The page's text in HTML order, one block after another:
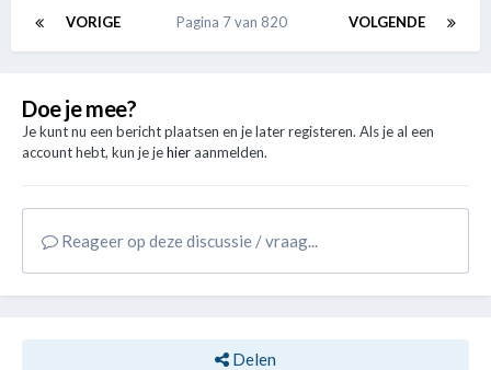
VORIGE VOLGENDE
Pagina 7 van 820
Doe je mee?
Je kunt nu een bericht plaatsen en je later registeren. Als je al een
account hebt, kun je jehieraanmelden.
Reageer op deze discussie / vraag...
Delen